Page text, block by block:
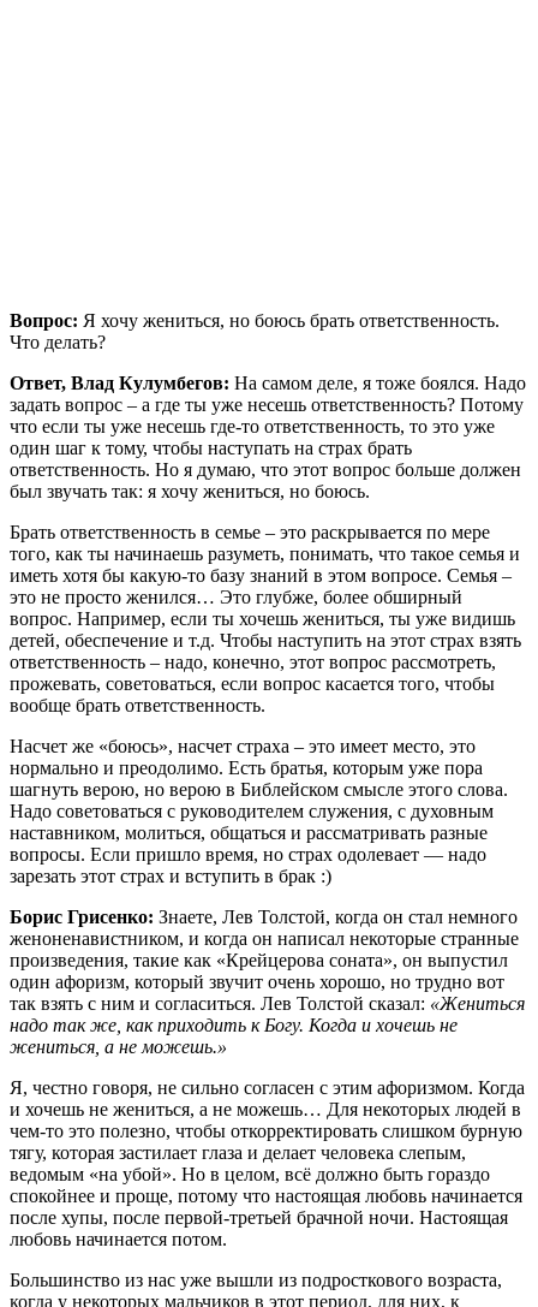
Вопрос: Я хочу жениться, но боюсь брать ответственность.
Что делать?
Ответ, Влад Кулумбегов: На самом деле, я тоже боялся. Надо
задать вопрос – а где ты уже несешь ответственность? Потому
что если ты уже несешь где-то ответственность, то это уже
один шаг к тому, чтобы наступать на страх брать
ответственность. Но я думаю, что этот вопрос больше должен
был звучать так: я хочу жениться, но боюсь.
Брать ответственность в семье – это раскрывается по мере
того, как ты начинаешь разуметь, понимать, что такое семья и
иметь хотя бы какую-то базу знаний в этом вопросе. Семья –
это не просто женился… Это глубже, более обширный
вопрос. Например, если ты хочешь жениться, ты уже видишь
детей, обеспечение и т.д. Чтобы наступить на этот страх взять
ответственность – надо, конечно, этот вопрос рассмотреть,
прожевать, советоваться, если вопрос касается того, чтобы
вообще брать ответственность.
Насчет же «боюсь», насчет страха – это имеет место, это
нормально и преодолимо. Есть братья, которым уже пора
шагнуть верою, но верою в Библейском смысле этого слова.
Надо советоваться с руководителем служения, с духовным
наставником, молиться, общаться и рассматривать разные
вопросы. Если пришло время, но страх одолевает — надо
зарезать этот страх и вступить в брак :)
Борис Грисенко: Знаете, Лев Толстой, когда он стал немного
женоненавистником, и когда он написал некоторые странные
произведения, такие как «Крейцерова соната», он выпустил
один афоризм, который звучит очень хорошо, но трудно вот
так взять с ним и согласиться. Лев Толстой сказал: «Жениться
надо так же, как приходить к Богу. Когда и хочешь не
жениться, а не можешь.»
Я, честно говоря, не сильно согласен с этим афоризмом. Когда
и хочешь не жениться, а не можешь… Для некоторых людей в
чем-то это полезно, чтобы откорректировать слишком бурную
тягу, которая застилает глаза и делает человека слепым,
ведомым «на убой». Но в целом, всё должно быть гораздо
спокойнее и проще, потому что настоящая любовь начинается
после хупы, после первой-третьей брачной ночи. Настоящая
любовь начинается потом.
Большинство из нас уже вышли из подросткового возраста,
когда у некоторых мальчиков в этот период, для них, к